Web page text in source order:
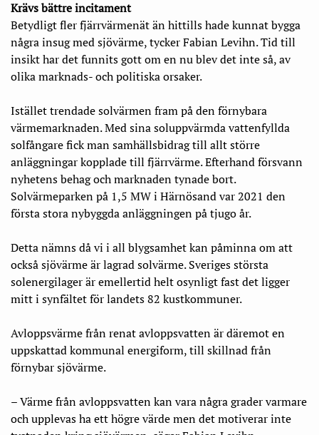
Krävs bättre incitament
Betydligt fler fjärrvärmenät än hittills hade kunnat bygga
några insug med sjövärme, tycker Fabian Levihn. Tid till
insikt har det funnits gott om en nu blev det inte så, av
olika marknads- och politiska orsaker.
Istället trendade solvärmen fram på den förnybara
värmemarknaden. Med sina soluppvärmda vattenfyllda
solfångare fick man samhällsbidrag till allt större
anläggningar kopplade till fjärrvärme. Efterhand försvann
nyhetens behag och marknaden tynade bort.
Solvärmeparken på 1,5 MW i Härnösand var 2021 den
första stora nybyggda anläggningen på tjugo år.
Detta nämns då vi i all blygsamhet kan påminna om att
också sjövärme är lagrad solvärme. Sveriges största
solenergilager är emellertid helt osynligt fast det ligger
mitt i synfältet för landets 82 kustkommuner.
Avloppsvärme från renat avloppsvatten är däremot en
uppskattad kommunal energiform, till skillnad från
förnybar sjövärme.
– Värme från avloppsvatten kan vara några grader varmare
och upplevas ha ett högre värde men det motiverar inte